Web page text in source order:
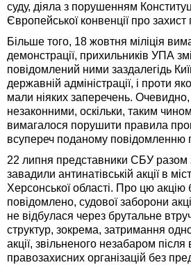
суду, діяла з порушенням
Європейської конвенції про
Більше того, 18 жовтня міліція
демонстрації, прихильників УПА
повідомлений ними заздалегідь
державній адміністрації, і проти
мали ніяких заперечень. Очевидно,
незаконними, оскільки, таким
вимагалося порушити правила
всупереч поданому повідомленню
22 липня представники СБУ разом
завадили антинатівській акції в
Херсонської області. Про цю
повідомлено, судової заборони
не відбулася через брутальне
структур, зокрема, затримання
акції, звільненого незабаром після
правозахисних організацій без